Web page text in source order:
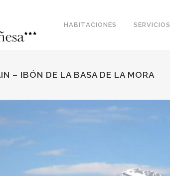
HABITACIONES SERVICIOS
– IBÓN DE LA BASA DE LA MORA